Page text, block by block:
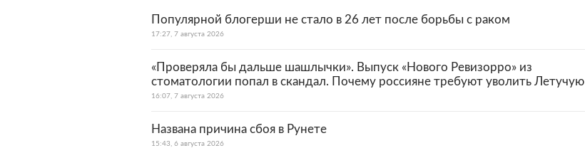
Популярной блогерши не стало в 26 лет после борьбы с раком
17:27, 7 августа 2026
«Проверяла бы дальше шашлычки». Выпуск «Нового Ревизорро» из
стоматологии попал в скандал. Почему россияне требуют уволить Летучую
16:07, 7 августа 2026
Названа причина сбоя в Рунете
15:43, 6 августа 2026